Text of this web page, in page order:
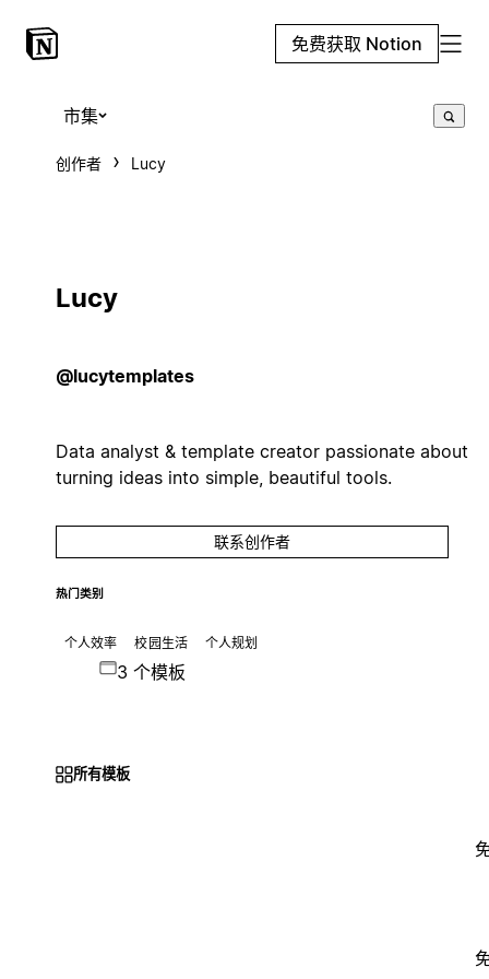
免费获取 Notion
市集
创作者 Lucy
Lucy
@lucytemplates
Data analyst & template creator passionate about
turning ideas into simple, beautiful tools.
联系创作者
热门类别
个人效率 校园生活 个人规划
3 个模板
所有模板